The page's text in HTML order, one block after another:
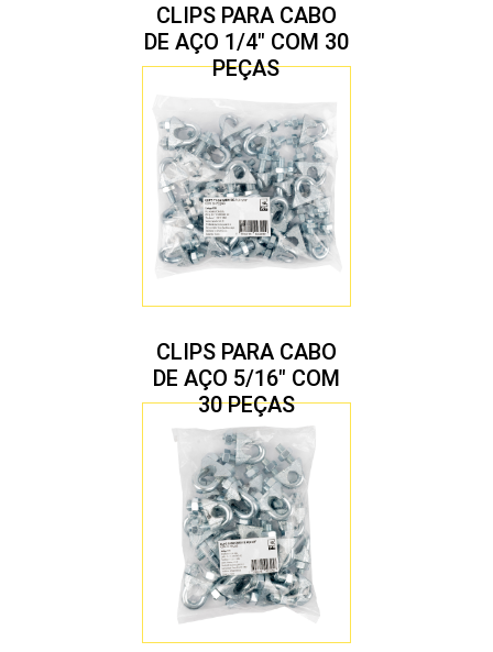
CLIPS PARA CABO
DE AÇO 1/4″ COM 30
PEÇAS
CLIPS PARA CABO
DE AÇO 5/16″ COM
30 PEÇAS